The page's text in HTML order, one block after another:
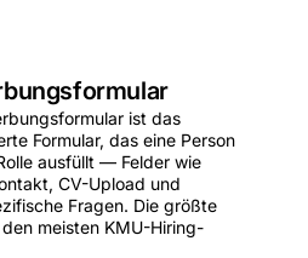
ist das
Formular, das eine Person
ausfüllt — Felder wie
CV-Upload und
Fragen. Die größte
meisten KMU-Hiring-